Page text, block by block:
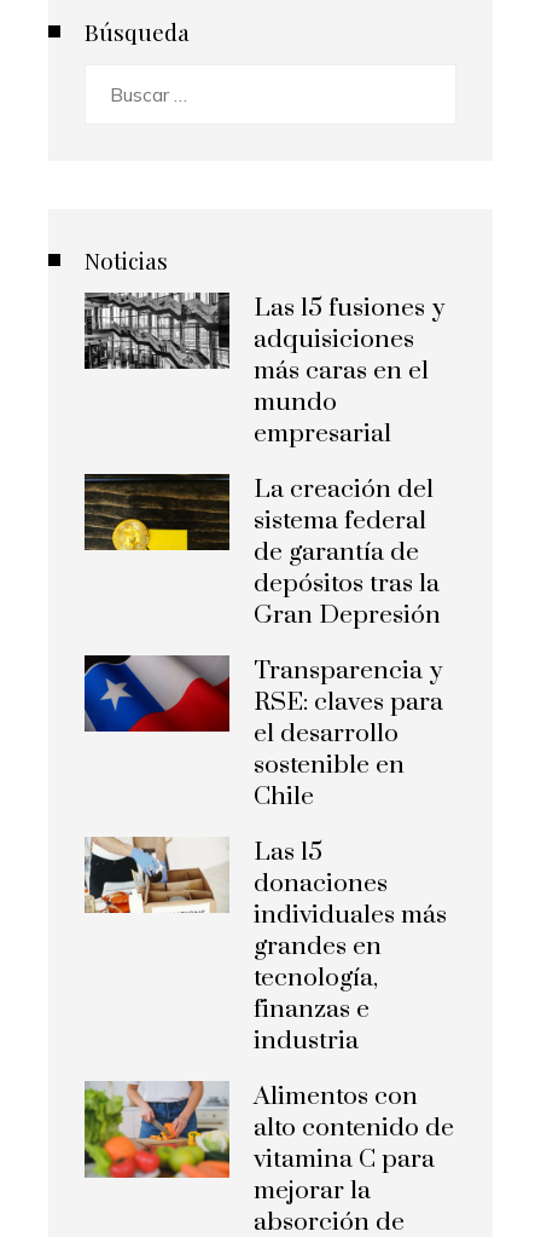
Búsqueda
Noticias
Las 15 fusiones y
adquisiciones
más caras en el
mundo
empresarial
La creación del
sistema federal
de garantía de
depósitos tras la
Gran Depresión
Transparencia y
RSE: claves para
el desarrollo
sostenible en
Chile
Las 15
donaciones
individuales más
grandes en
tecnología,
finanzas e
industria
Alimentos con
alto contenido de
vitamina C para
mejorar la
absorción de